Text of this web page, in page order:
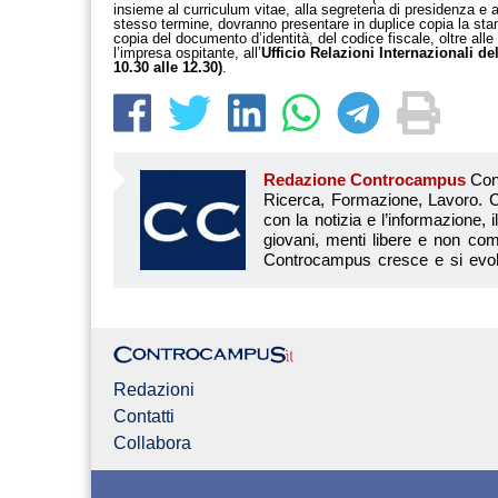
insieme al curriculum vitae, alla segreteria di presidenza e
stesso termine, dovranno presentare in duplice copia la
copia del documento d’identità, del codice fiscale, oltre
l’impresa ospitante, all’Ufficio Relazioni Internazionali
10.30 alle 12.30)
Redazione Controcampus Controcampus è Il magazine più letto dai giovani su: Scuola, Università, Ricerca, Formazione, Lavoro. Controcampus nasce nell’ottobre 2001 con la missione di affiancare con la notizia e l’informazione, il mondo dell’istruzione e dell’università. Il suo cuore pulsante sono i giovani, menti libere e non compromesse da nessun interesse di parte. Il progetto è ambizioso e Controcampus cresce e si evolve arricchendo il proprio staff con nuovi giovani vogliosi di
Redazioni
Contatti
Collabora